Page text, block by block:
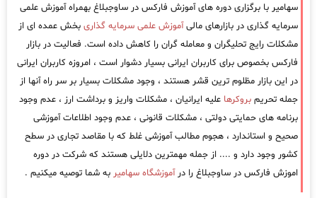
سهامیر با برگزاری دوره های آموزش فارکس در ساوجبلاغ بهمراه آموزش علمی
سرمایه گذاری در بازارهای مالیآموزش علمی سرمایه گذاری بخش عمده ای از
مشکلات رایج تحلیگران و معامله گران را کاهش داده است. فعالیت در بازار
فارکس بخصوص برای کاربران ایرانی بسیار دشوار است ، امروزه کاربران ایرانی
در این بازار مظلوم ترین قشر هستند ، وجود مشکلات بسیار بر سر راه آنها از
جمله تحریم بروکرها علیه ایرانیان ، مشکلات واریز و برداشت ارز ، عدم وجود
برنامه های حمایتی دولتی ، مشکلات قانونی ، عدم وجود اطلاعات آموزشی
صحیح و استاندارد ، هجوم مطالب آموزشی غلط که با مقاصد تجاری در سطح
کشور وجود دارد و .... از جمله مهمترین دلایلی هستند که شرکت در دوره
اموزش فارکس در ساوجبلاغ را درآموزشگاه سهامیر به شما توصیه میکنیم .